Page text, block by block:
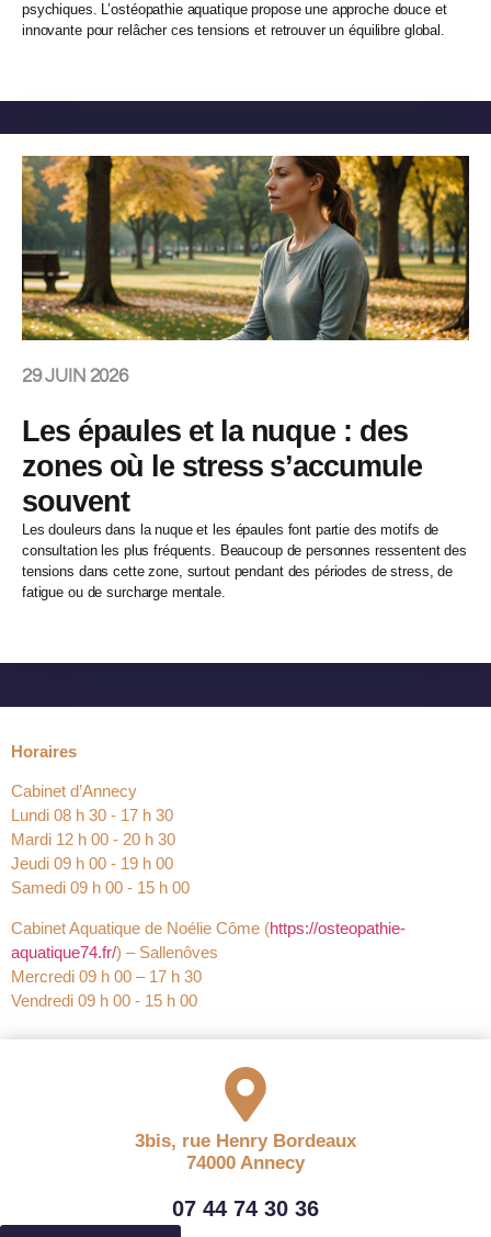
psychiques. L’ostéopathie aquatique propose une approche douce et
innovante pour relâcher ces tensions et retrouver un équilibre global.
29 JUIN 2026
Les épaules et la nuque : des
zones où le stress s’accumule
souvent
Les douleurs dans la nuque et les épaules font partie des motifs de
consultation les plus fréquents. Beaucoup de personnes ressentent des
tensions dans cette zone, surtout pendant des périodes de stress, de
fatigue ou de surcharge mentale.
Horaires
Cabinet d’Annecy
Lundi 08 h 30 ‐ 17 h 30
Mardi 12 h 00 ‐ 20 h 30
Jeudi 09 h 00 ‐ 19 h 00
Samedi 09 h 00 ‐ 15 h 00
Cabinet Aquatique de Noélie Côme (https://osteopathie-
aquatique74.fr/) – Sallenôves
Mercredi 09 h 00 – 17 h 30
Vendredi 09 h 00 ‐ 15 h 00
3bis, rue Henry Bordeaux
74000 Annecy
07 44 74 30 36